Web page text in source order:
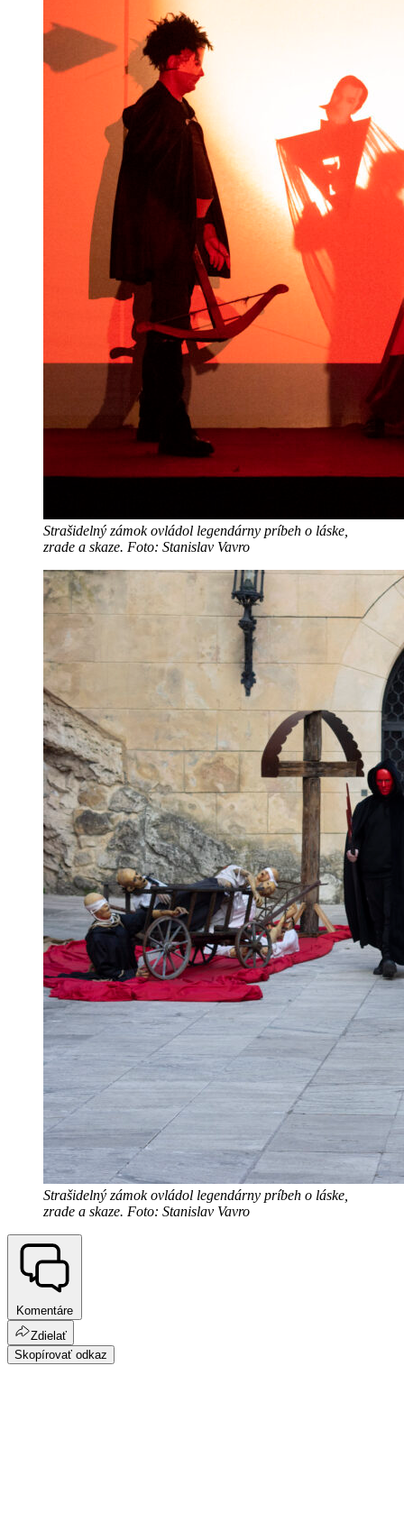
Strašidelný zámok ovládol legendárny príbeh o láske,
zrade a skaze. Foto: Stanislav Vavro
Strašidelný zámok ovládol legendárny príbeh o láske,
zrade a skaze. Foto: Stanislav Vavro
Komentáre
Zdielať
Skopírovať odkaz